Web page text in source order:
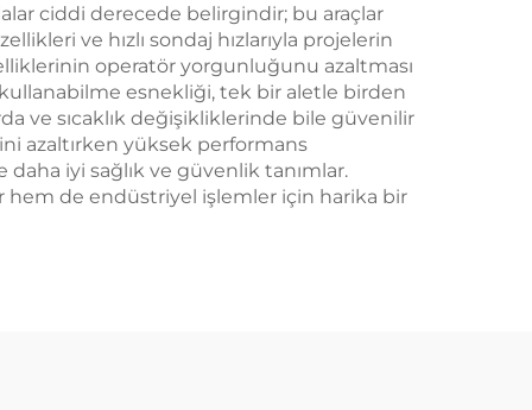
ciddi derecede belirgindir; bu araçlar
ve hızlı sondaj hızlarıyla projelerin
operatör yorgunluğunu azaltması
esnekliği, tek bir aletle birden
ve sıcaklık değişikliklerinde bile güvenilir
azaltırken yüksek performans
iyi sağlık ve güvenlik tanımlar.
hem de endüstriyel işlemler için harika bir